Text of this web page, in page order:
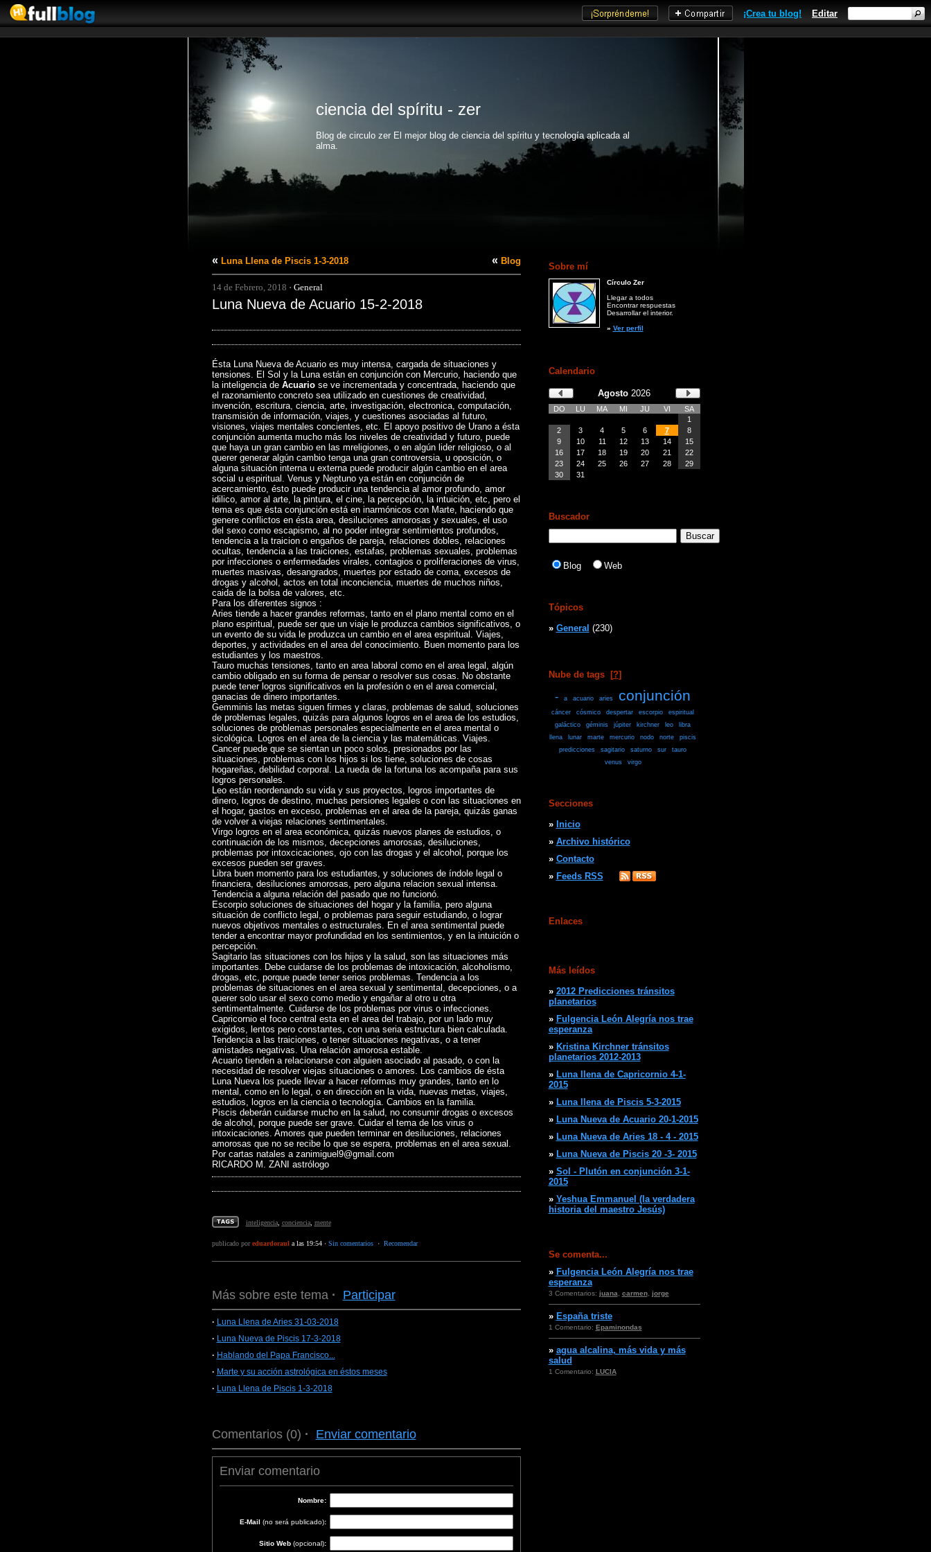
Editar
¡Crea tu blog!
ciencia del spíritu - zer
Blog de circulo zer El mejor blog de ciencia del spíritu y tecnología aplicada al
alma.
« Blog
« Luna Llena de Piscis 1-3-2018
14 de Febrero, 2018 · General
Luna Nueva de Acuario 15-2-2018
Ésta Luna Nueva de Acuario es muy intensa, cargada de situaciones y
tensiones. El Sol y la Luna están en conjunción con Mercurio, haciendo que
la inteligencia de Acuariose ve incrementada y concentrada, haciendo que
el razonamiento concreto sea utilizado en cuestiones de creatividad,
invención, escritura, ciencia, arte, investigación, electronica, computación,
transmisión de información, viajes, y cuestiones asociadas al futuro,
visiones, viajes mentales concientes, etc. El apoyo positivo de Urano a ésta
conjunción aumenta mucho más los niveles de creatividad y futuro, puede
que haya un gran cambio en las mreligiones, o en algún lider religioso, o al
querer generar algún cambio tenga una gran controversia, u oposición, o
alguna situación interna u externa puede producir algún cambio en el area
social u espiritual. Venus y Neptuno ya están en conjunción de
acercamiento, ésto puede producir una tendencia al amor profundo, amor
idilico, amor al arte, la pintura, el cine, la percepción, la intuición, etc, pero el
tema es que ésta conjunción está en inarmónicos con Marte, haciendo que
genere conflictos en ésta area, desiluciones amorosas y sexuales, el uso
del sexo como escapismo, al no poder integrar sentimientos profundos,
tendencia a la traicion o engaños de pareja, relaciones dobles, relaciones
ocultas, tendencia a las traiciones, estafas, problemas sexuales, problemas
por infecciones o enfermedades virales, contagios o proliferaciones de virus,
muertes masivas, desangrados, muertes por estado de coma, excesos de
drogas y alcohol, actos en total inconciencia, muertes de muchos niños,
caida de la bolsa de valores, etc.
Para los diferentes signos :
Aries tiende a hacer grandes reformas, tanto en el plano mental como en el
plano espiritual, puede ser que un viaje le produzca cambios significativos, o
un evento de su vida le produzca un cambio en el area espiritual. Viajes,
deportes, y actividades en el area del conocimiento. Buen momento para los
estudiantes y los maestros.
Tauro muchas tensiones, tanto en area laboral como en el area legal, algún
cambio obligado en su forma de pensar o resolver sus cosas. No obstante
puede tener logros significativos en la profesión o en el area comercial,
ganacias de dinero importantes.
Gemminis las metas siguen firmes y claras, problemas de salud, soluciones
de problemas legales, quizás para algunos logros en el area de los estudios,
soluciones de problemas personales especialmente en el area mental o
sicológica. Logros en el area de la ciencia y las matemáticas. Viajes.
Cancer puede que se sientan un poco solos, presionados por las
situaciones, problemas con los hijos si los tiene, soluciones de cosas
hogareñas, debilidad corporal. La rueda de la fortuna los acompaña para sus
logros personales.
Leo están reordenando su vida y sus proyectos, logros importantes de
dinero, logros de destino, muchas persiones legales o con las situaciones en
el hogar, gastos en exceso, problemas en el area de la pareja, quizás ganas
de volver a viejas relaciones sentimentales.
Virgo logros en el area económica, quizás nuevos planes de estudios, o
continuación de los mismos, decepciones amorosas, desiluciones,
problemas por intoxcicaciones, ojo con las drogas y el alcohol, porque los
excesos pueden ser graves.
Libra buen momento para los estudiantes, y soluciones de índole legal o
financiera, desiluciones amorosas, pero alguna relacion sexual intensa.
Tendencia a alguna relación del pasado que no funcionó.
Escorpio soluciones de situaciones del hogar y la familia, pero alguna
situación de conflicto legal, o problemas para seguir estudiando, o lograr
nuevos objetivos mentales o estructurales. En el area sentimental puede
tender a encontrar mayor profundidad en los sentimientos, y en la intuición o
percepción.
Sagitario las situaciones con los hijos y la salud, son las situaciones más
importantes. Debe cuidarse de los problemas de intoxicación, alcoholismo,
drogas, etc, porque puede tener serios problemas. Tendencia a los
problemas de situaciones en el area sexual y sentimental, decepciones, o a
querer solo usar el sexo como medio y engañar al otro u otra
sentimentalmente. Cuidarse de los problemas por virus o infecciones.
Capricornio el foco central esta en el area del trabajo, por un lado muy
exigidos, lentos pero constantes, con una seria estructura bien calculada.
Tendencia a las traiciones, o tener situaciones negativas, o a tener
amistades negativas. Una relación amorosa estable.
Acuario tienden a relacionarse con alguien asociado al pasado, o con la
necesidad de resolver viejas situaciones o amores. Los cambios de ésta
Luna Nueva los puede llevar a hacer reformas muy grandes, tanto en lo
mental, como en lo legal, o en dirección en la vida, nuevas metas, viajes,
estudios, logros en la ciencia o tecnología. Cambios en la familia.
Piscis deberán cuidarse mucho en la salud, no consumir drogas o excesos
de alcohol, porque puede ser grave. Cuidar el tema de los virus o
intoxicaciones. Amores que pueden terminar en desiluciones, relaciones
amorosas que no se recibe lo que se espera, problemas en el area sexual.
Por cartas natales a zanimiguel9@gmail.com
RICARDO M. ZANI astrólogo
inteligencia, conciencia, mente
publicado poreduardoraul a las 19:54· Sin comentarios· Recomendar
Más sobre este tema· Participar
· Luna Llena de Aries 31-03-2018
· Luna Nueva de Piscis 17-3-2018
· Hablando del Papa Francisco...
· Marte y su acción astrológica en éstos meses
· Luna Llena de Piscis 1-3-2018
Comentarios (0) · Enviar comentario
Enviar comentario
Nombre:
E-Mail (no será publicado):
Sitio Web (opcional):
Sobre mí
Círculo Zer
Llegar a todos
Encontrar respuestas
Desarrollar el interior.
» Ver perfil
Calendario
Agosto 2026
DO LU MA MI JU VI
SA
1
2
3 4 5 6 7
8
9
10 11 12 13 14
15
16
17 18 19 20 21
22
23
24 25 26 27 28
29
30
31
Buscador
Blog Web
Tópicos
» General (230)
Nube de tags [?]
- a acuario aries conjunción
cáncer cósmico despertar escorpio
espiritual
galáctico
géminis júpiter kirchner leo
libra
llena
lunar marte mercurio nodo norte
piscis
predicciones
sagitario saturno sur
tauro
venus
virgo
Secciones
» Inicio
» Archivo histórico
» Contacto
» Feeds RSS
Enlaces
Más leídos
» 2012 Predicciones tránsitos
planetarios
» Fulgencia León Alegría nos trae
esperanza
» Kristina Kirchner tránsitos
planetarios 2012-2013
» Luna llena de Capricornio 4-1-
2015
» Luna llena de Piscis 5-3-2015
» Luna Nueva de Acuario 20-1-2015
» Luna Nueva de Aries 18 - 4 - 2015
» Luna Nueva de Piscis 20 -3- 2015
» Sol - Plutón en conjunción 3-1-
2015
» Yeshua Emmanuel (la verdadera
historia del maestro Jesús)
Se comenta...
» Fulgencia León Alegría nos trae
esperanza
3 Comentarios: juana carmen, jorge
» España triste
1 Comentario: Epaminondas
» agua alcalina, más vida y más
salud
1 Comentario: LUCIA